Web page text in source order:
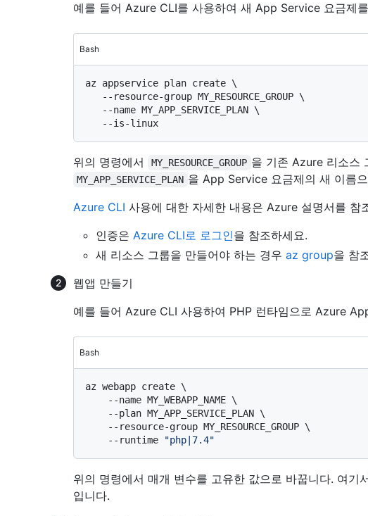
예를 들어 Azure CLI를 사용하여 새 App Service 요금제
Bash
az appservice plan create \
위의 명령에서 MY_RESOURCE_GROUP 을 기존 Azure 리소스
MY_APP_SERVICE_PLAN 을 App Service 요금제의 새 이름
Azure CLI 사용에 대한 자세한 내용은 Azure 설명서를 참
인증은 Azure CLI로 로그인을 참조하세요.
새 리소스 그룹을 만들어야 하는 경우 az group을 참
웹앱 만들기
예를 들어 Azure CLI 사용하여 PHP 런타임으로 Azure
Bash
az webapp create \
    --runtime
"php|7.4"
위의 명령에서 매개 변수를 고유한 값으로 바꿉니다. 여기
입니다.